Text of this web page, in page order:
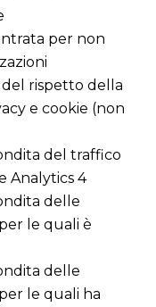
per non
del rispetto della
e cookie (non
del traffico
Analytics 4
delle
le quali è
delle
le quali ha